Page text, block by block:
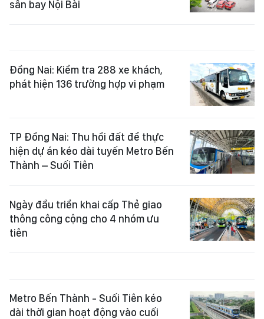
sân bay Nội Bài
Đồng Nai: Kiểm tra 288 xe khách,
phát hiện 136 trường hợp vi phạm
TP Đồng Nai: Thu hồi đất để thực
hiện dự án kéo dài tuyến Metro Bến
Thành – Suối Tiên
Ngày đầu triển khai cấp Thẻ giao
thông công cộng cho 4 nhóm ưu
tiên
Metro Bến Thành - Suối Tiên kéo
dài thời gian hoạt động vào cuối